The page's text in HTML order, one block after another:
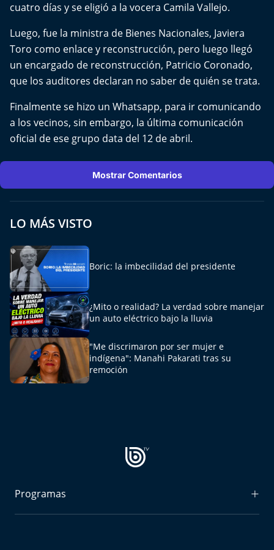
El Mejor País de Chile
Te invito a tomar once
Bío Bío en Ruta
Chiche cuadra y su parrilla
Motorfem
Agenda Propia
Chile, Historia de 30 años
Carrera a La Moneda
Aquí Estamos
Sello de raza
Trasnoche
Reto Inmobiliario
cuatro días y se eligió a la vocera Camila Vallejo.
Luego, fue la ministra de Bienes Nacionales, Javiera
Toro como enlace y reconstrucción, pero luego llegó
un encargado de reconstrucción, Patricio Coronado,
que los auditores declaran no saber de quién se trata.
Finalmente se hizo un Whatsapp, para ir comunicando
a los vecinos, sin embargo, la última comunicación
oficial de ese grupo data del 12 de abril.
Mostrar Comentarios
LO MÁS VISTO
Boric: la imbecilidad del presidente
¿Mito o realidad? La verdad sobre manejar
un auto eléctrico bajo la lluvia
"Me discrimaron por ser mujer e
indígena": Manahi Pakarati tras su
remoción
Programas